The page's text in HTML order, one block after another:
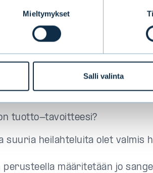
Mieltymykset
Salli valinta
kaikki varat
esimerkiksi
kaikkein riskipitoisinta
päättäessä on tiedettävä
tuotto-tavoitteesi?
suuria heilahteluita olet valmis
perusteella määritetään jo